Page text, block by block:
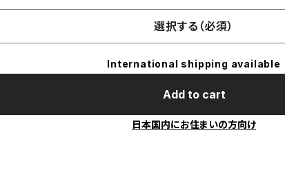
選択する（必須）
International shipping available
Add to cart
日本国内にお住まいの方向け